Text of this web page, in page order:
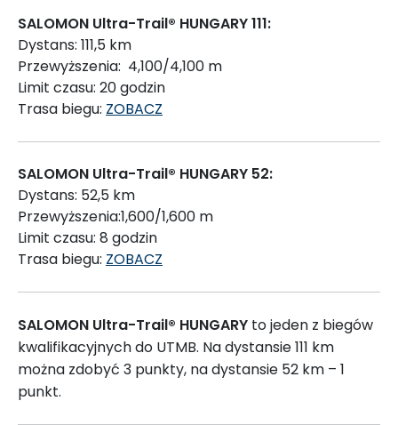
SALOMON Ultra-Trail® HUNGARY 111:
Dystans: 111,5 km
Przewyższenia: 4,100/4,100 m
Limit czasu: 20 godzin
Trasa biegu: ZOBACZ
SALOMON Ultra-Trail® HUNGARY 52:
Dystans: 52,5 km
Przewyższenia:1,600/1,600 m
Limit czasu: 8 godzin
Trasa biegu: ZOBACZ
SALOMON Ultra-Trail® HUNGARY to jeden z biegów
kwalifikacyjnych do UTMB. Na dystansie 111 km
można zdobyć 3 punkty, na dystansie 52 km – 1
punkt.